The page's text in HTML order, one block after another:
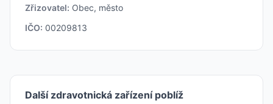
Zřizovatel: Obec, město
IČO: 00209813
Další zdravotnická zařízení poblíž